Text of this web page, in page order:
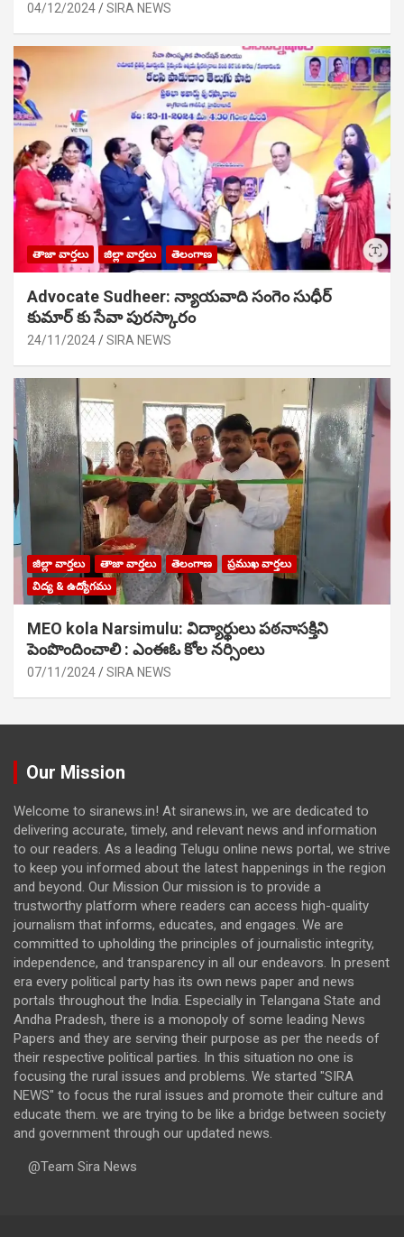
04/12/2024 SIRA NEWS
తాజా వార్తలు జిల్లా వార్తలు తెలంగాణ
Advocate Sudheer: న్యాయవాది సంగెం సుధీర్
కుమార్ కు సేవా పురస్కారం
24/11/2024 SIRA NEWS
జిల్లా వార్తలు తాజా వార్తలు తెలంగాణ
ప్రముఖ వార్తలు
విద్య & ఉద్యోగము
MEO kola Narsimulu: విద్యార్థులు పఠ‌నాసక్తిని
పెంపొందించాలి : ఎంఈఓ కోల నర్సింలు
07/11/2024 SIRA NEWS
Our Mission
Welcome to siranews.in! At siranews.in, we are dedicated to
delivering accurate, timely, and relevant news and information
to our readers. As a leading Telugu online news portal, we strive
to keep you informed about the latest happenings in the region
and beyond. Our Mission Our mission is to provide a
trustworthy platform where readers can access high-quality
journalism that informs, educates, and engages. We are
committed to upholding the principles of journalistic integrity,
independence, and transparency in all our endeavors. In present
era every political party has its own news paper and news
portals throughout the India. Especially in Telangana State and
Andha Pradesh, there is a monopoly of some leading News
Papers and they are serving their purpose as per the needs of
their respective political parties. In this situation no one is
focusing the rural issues and problems. We started "SIRA
NEWS" to focus the rural issues and promote their culture and
educate them. we are trying to be like a bridge between society
and government through our updated news.
@Team Sira News